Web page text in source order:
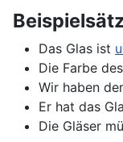
Das Glas ist
Die Farbe
Wir haben
Er hat das
Die Gläser